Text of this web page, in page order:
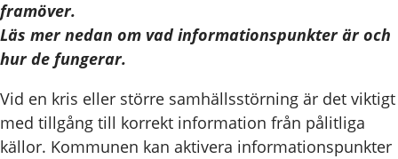
framöver.
Läs mer nedan om vad informationspunkter är och
hur de fungerar.
Vid en kris eller större samhällsstörning är det viktigt
med tillgång till korrekt information från pålitliga
källor. Kommunen kan aktivera informationspunkter